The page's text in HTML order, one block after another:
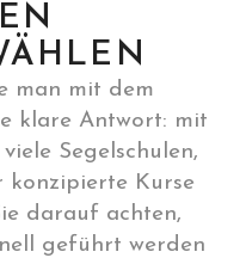
man mit dem
klare Antwort: mit
Segelschulen,
Kurse
darauf achten,
geführt werden